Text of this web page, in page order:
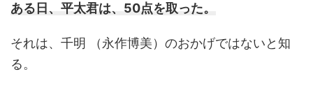
ある日、平太君は、50点を取った。
それは、千明 （永作博美）のおかげではないと知
る。